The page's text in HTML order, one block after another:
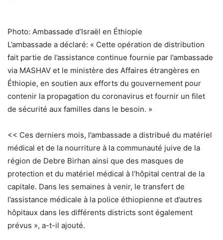
Photo: Ambassade d’Israël en Éthiopie
L’ambassade a déclaré: « Cette opération de distribution
fait partie de l’assistance continue fournie par l’ambassade
via MASHAV et le ministère des Affaires étrangères en
Éthiopie, en soutien aux efforts du gouvernement pour
contenir la propagation du coronavirus et fournir un filet
de sécurité aux familles dans le besoin. »
<< Ces derniers mois, l’ambassade a distribué du matériel
médical et de la nourriture à la communauté juive de la
région de Debre Birhan ainsi que des masques de
protection et du matériel médical à l’hôpital central de la
capitale. Dans les semaines à venir, le transfert de
l’assistance médicale à la police éthiopienne et d’autres
hôpitaux dans les différents districts sont également
prévus », a-t-il ajouté.